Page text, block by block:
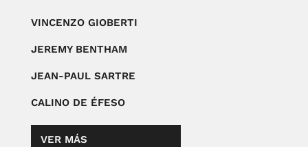
VINCENZO GIOBERTI
JEREMY BENTHAM
JEAN-PAUL SARTRE
CALINO DE ÉFESO
VER MÁS